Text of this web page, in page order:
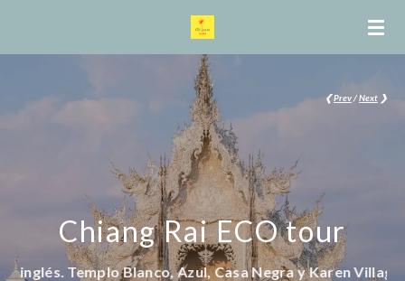
principal
❮Prev/Next ❯
Chiang Rai ECO tour
Casa Negra y Karen Village, con almuerzo incluido.